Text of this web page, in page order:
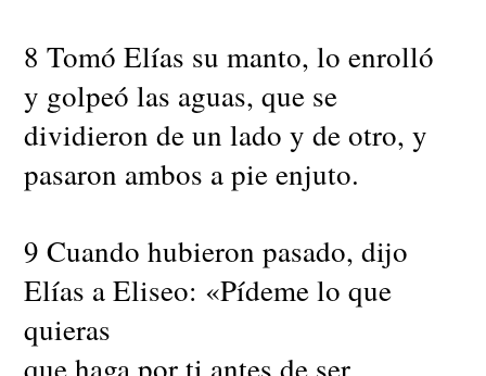
8 Tomó Elías su manto, lo enrolló
y golpeó las aguas, que se
dividieron de un lado y de otro, y
pasaron ambos a pie enjuto.
9 Cuando hubieron pasado, dijo
Elías a Eliseo: «Pídeme lo que
quieras
que haga por ti antes de ser